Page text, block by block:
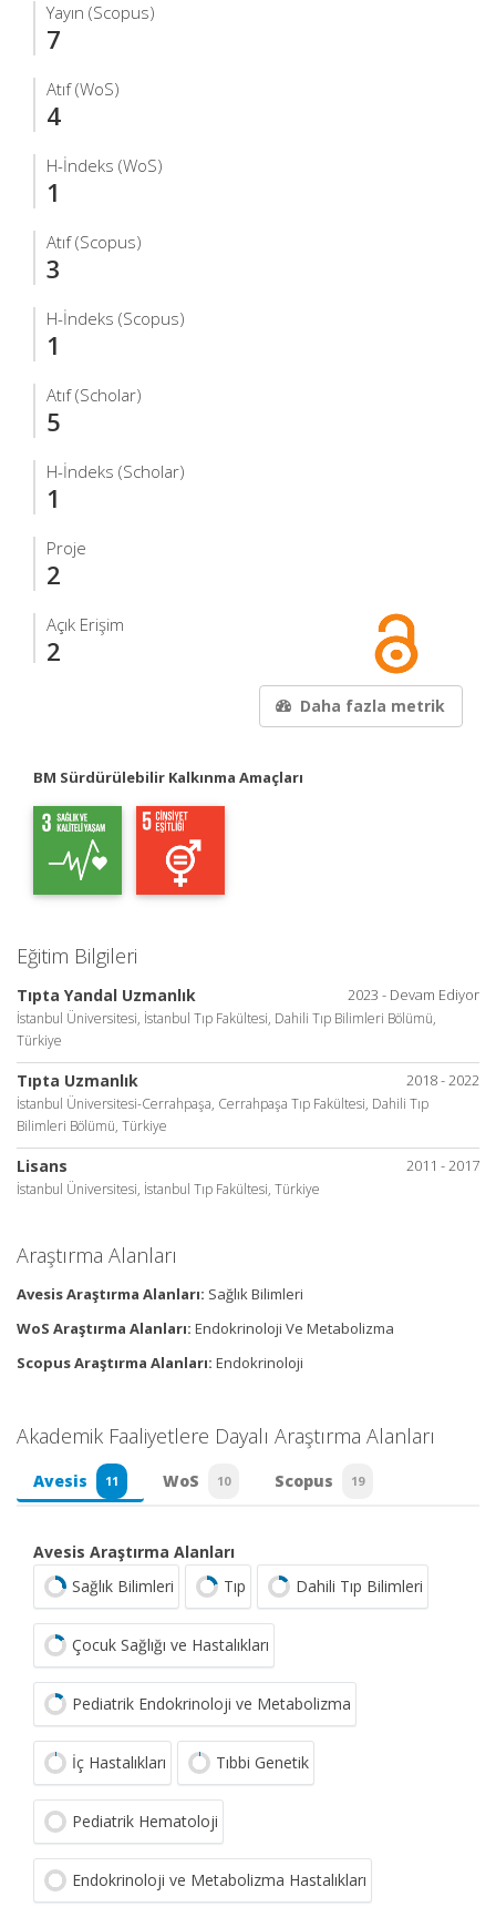
Yayın (Scopus)
7
Atıf (WoS)
4
H-İndeks (WoS)
1
Atıf (Scopus)
3
H-İndeks (Scopus)
1
Atıf (Scholar)
5
H-İndeks (Scholar)
1
Proje
2
Açık Erişim
2
Daha fazla metrik
BM Sürdürülebilir Kalkınma Amaçları
Eğitim Bilgileri
2023 - Devam Ediyor
Tıpta Yandal Uzmanlık
İstanbul Üniversitesi, İstanbul Tıp Fakültesi, Dahili Tıp Bilimleri Bölümü,
Türkiye
2018 - 2022
Tıpta Uzmanlık
İstanbul Üniversitesi-Cerrahpaşa, Cerrahpaşa Tıp Fakültesi, Dahili Tıp
Bilimleri Bölümü, Türkiye
2011 - 2017
Lisans
İstanbul Üniversitesi, İstanbul Tıp Fakültesi, Türkiye
Araştırma Alanları
Avesis Araştırma Alanları: Sağlık Bilimleri
WoS Araştırma Alanları: Endokrinoloji Ve Metabolizma
Scopus Araştırma Alanları: Endokrinoloji
Akademik Faaliyetlere Dayalı Araştırma Alanları
Avesis 11 WoS 10 Scopus 19
Avesis Araştırma Alanları
Sağlık Bilimleri
Tıp Dahili Tıp Bilimleri
Çocuk Sağlığı ve Hastalıkları
Pediatrik Endokrinoloji ve Metabolizma
İç Hastalıkları Tıbbi Genetik
Pediatrik Hematoloji
Endokrinoloji ve Metabolizma Hastalıkları